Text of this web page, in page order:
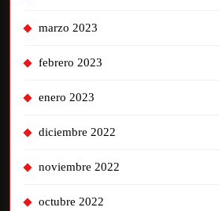
marzo 2023
febrero 2023
enero 2023
diciembre 2022
noviembre 2022
octubre 2022